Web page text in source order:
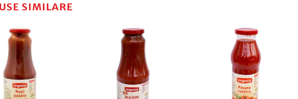
SIMILARE
❤ Pune în Wishlist ❤ Pune în Wishlist ❤ Pune în Wishlist